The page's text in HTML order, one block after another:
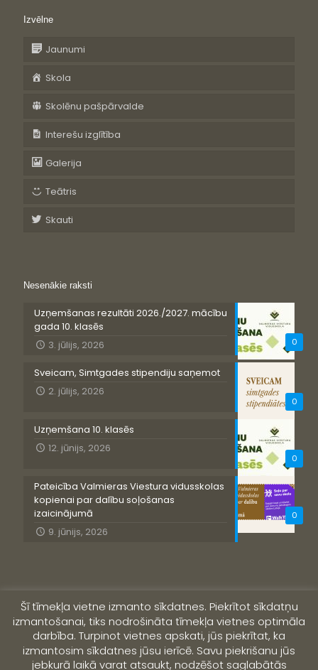
Izvēlne
Jaunumi
Skola
Skolēnu pašpārvalde
Interešu izglītība
Galerija
Teātris
Skauti
Nesenākie raksti
0
Uzņemšanas rezultāti 2026./2027. mācību
gada 10. klasēs
3. jūlijs, 2026
0
Sveicam, Simtgades stipendiju saņemot
2. jūlijs, 2026
0
Uzņemšana 10. klasēs
12. jūnijs, 2026
0
Pateicība Valmieras Viestura vidusskolas
kopienai par dalību soļošanas
izaicinājumā
9. jūnijs, 2026
Šī tīmekļa vietne izmanto sīkdatnes. Piekrītot sīkdatņu
izmantošanai, tiks nodrošināta tīmekļa vietnes optimāla
darbība. Turpinot vietnes apskati, jūs piekrītat, ka
izmantosim sīkdatnes jūsu ierīcē. Savu piekrišanu jūs
jebkurā laikā varat atsaukt, nodzēšot saglabātās